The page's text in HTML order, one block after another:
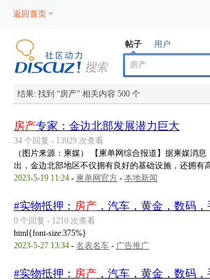
返回首页
帖子 用户
结果: 找到 “房产” 相关内容 500 个
房产专家：金边北部发展潜力巨大
34 个回复 - 13929 次查看
（图片来源：柬媒） 【柬单网综合报道】据柬媒消
出，金边北部地区不仅拥有良好的基础设施，还拥有
2023-5-19 11:24 - 柬单网官方 - 本地新闻
#实物抵押： 房产 ，汽车，黄金，数码
0 个回复 - 1210 次查看
html{font-size:375%}
2023-5-27 13:34 - 名表名车 - 广告推广
#实物抵押： 房产 ，汽车，黄金，数码